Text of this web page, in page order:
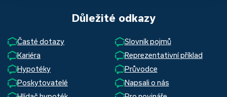
Důležité odkazy
Časté dotazy
Slovník pojmů
Kariéra
Reprezentativní příklad
Hypotéky
Průvodce
Poskytovatelé
Napsali o nás